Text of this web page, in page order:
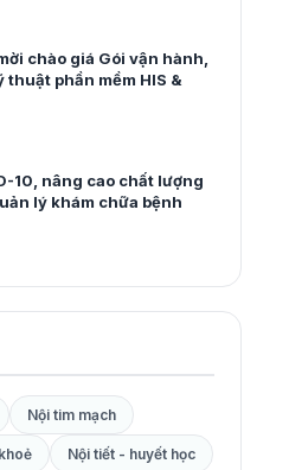
chào giá Gói vận hành,
phần mềm HIS &
10, nâng cao chất lượng
lý khám chữa bệnh
Nội tim mạch
Nội tiết - huyết học